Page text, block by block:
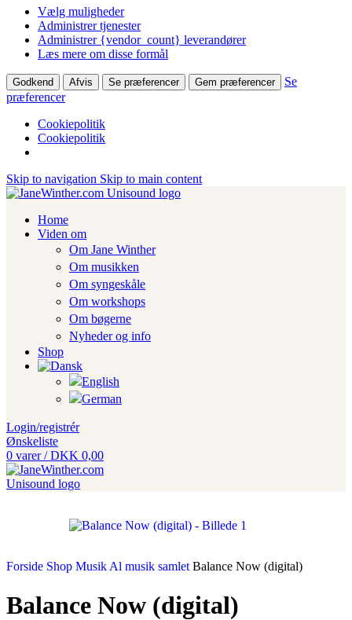
Vælg muligheder
Administrer tjenester
Administrer {vendor_count} leverandører
Læs mere om disse formål
Godkend Afvis Se præferencer Gem præferencer
Se
præferencer
Cookiepolitik
Cookiepolitik
Skip to navigation Skip to main content
Home
Viden om
Om Jane Winther
Om musikken
Om syngeskåle
Om workshops
Om bøgerne
Nyheder og info
Shop
Login/registrér
Ønskeliste
0 varer / DKK 0,00
Forside Shop Musik Al musik samlet Balance Now (digital)
Balance Now (digital)